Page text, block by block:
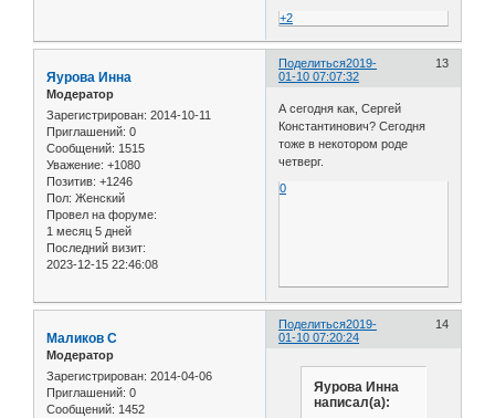
+2
Поделиться 13
2019-
01-10 07:07:32
Яурова Инна
Модератор
Зарегистрирован: 2014-10-11
Приглашений: 0
Сообщений: 1515
Уважение: +1080
Позитив: +1246
Пол: Женский
Провел на форуме:
1 месяц 5 дней
Последний визит:
2023-12-15 22:46:08
А сегодня как, Сергей
Константинович? Сегодня
тоже в некотором роде
четверг.
0
Поделиться 14
2019-
01-10 07:20:24
Маликов С
Модератор
Зарегистрирован: 2014-04-06
Приглашений: 0
Сообщений: 1452
Яурова Инна
написал(а):